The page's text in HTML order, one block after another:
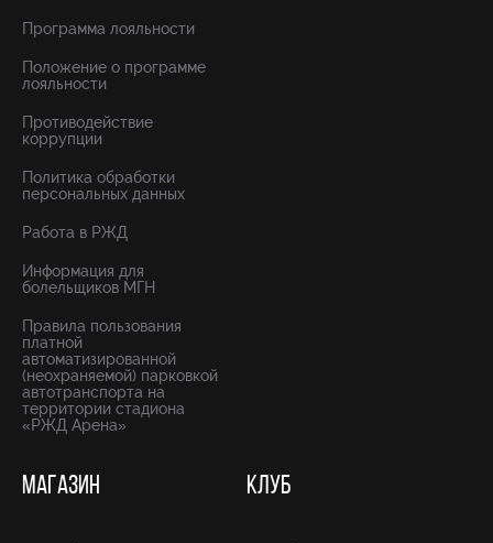
Программа лояльности
Положение о программе
лояльности
Противодействие
коррупции
Политика обработки
персональных данных
Работа в РЖД
Информация для
болельщиков МГН
Правила пользования
платной
автоматизированной
(неохраняемой) парковкой
автотранспорта на
территории стадиона
«РЖД Арена»
МАГАЗИН КЛУБ